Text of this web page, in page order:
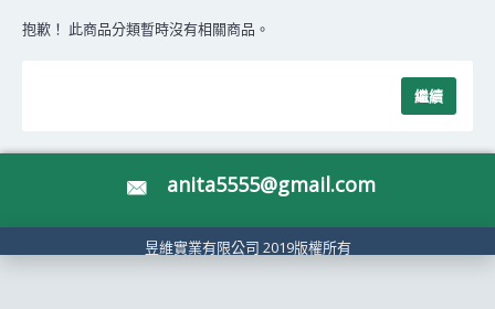
抱歉！ 此商品分類暫時沒有相關商品。
繼續
anita5555@gmail.com
昱維實業有限公司 2019版權所有